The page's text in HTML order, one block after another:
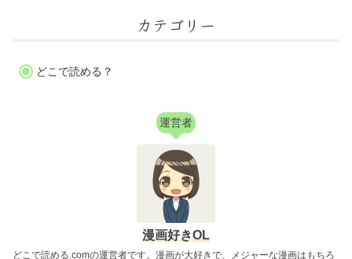
カテゴリー
どこで読める？
運営者
漫画好きOL
どこで読める.comの運営者です。漫画が大好きで、メジャーな漫画はもちろ